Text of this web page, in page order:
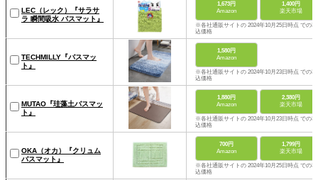
LEC（レック）『サラサ
ラ 瞬間吸水 バスマット』
1,673円
Amazon
1,400円
楽天市場
※各社通販サイトの 2024年10月25日時点 での税
込価格
TECHMILLY『バスマッ
ト』
1,580円
Amazon
※各社通販サイトの 2024年10月23日時点 での税
込価格
MUTAO『珪藻土バスマッ
ト』
1,880円
Amazon
2,380円
楽天市場
※各社通販サイトの 2024年10月23日時点 での税
込価格
OKA（オカ）『クリュム
バスマット』
700円
Amazon
1,799円
楽天市場
※各社通販サイトの 2024年10月25日時点 での税
込価格